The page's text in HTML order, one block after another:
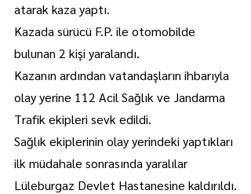
atarak kaza yaptı.
Kazada sürücü F.P. ile otomobilde
bulunan 2 kişi yaralandı.
Kazanın ardından vatandaşların ihbarıyla
olay yerine 112 Acil Sağlık ve Jandarma
Trafik ekipleri sevk edildi.
Sağlık ekiplerinin olay yerindeki yaptıkları
ilk müdahale sonrasında yaralılar
Lüleburgaz Devlet Hastanesine kaldırıldı.